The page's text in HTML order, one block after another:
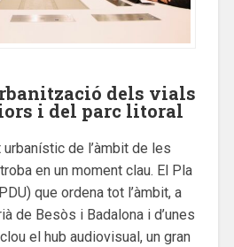
dels vials
i del parc litoral
de l’àmbit de les
en un moment clau. El Pla
que ordena tot l’àmbit, a
de Besòs i Badalona i d’unes
el hub audiovisual, un gran